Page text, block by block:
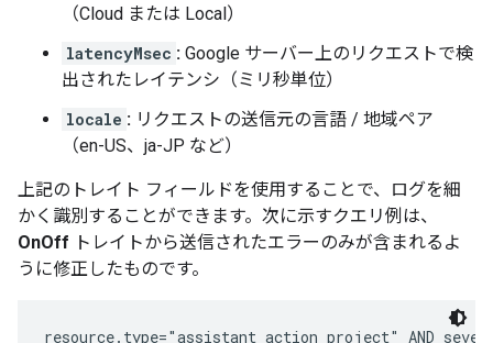
（Cloud または Local）
latencyMsec : Google サーバー上のリクエストで検
出されたレイテンシ（ミリ秒単位）
locale : リクエストの送信元の言語 / 地域ペア
（en-US、ja-JP など）
上記のトレイト フィールドを使用することで、ログを細
かく識別することができます。次に示すクエリ例は、
OnOff トレイトから送信されたエラーのみが含まれるよ
うに修正したものです。
resource.type="assistant_action_project" AND